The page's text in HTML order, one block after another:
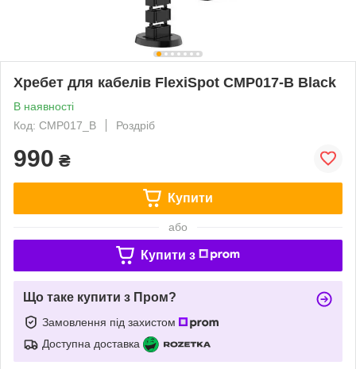
Хребет для кабелів FlexiSpot CMP017-B Black
В наявності
Код: CMP017_B
Роздріб
990 ₴
Купити
або
Купити з
Що таке купити з Пром?
Замовлення під захистом
Доступна доставка